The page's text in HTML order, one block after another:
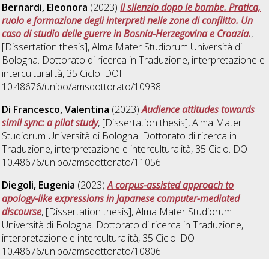
Bernardi, Eleonora (2023)Il silenzio dopo le bombe. Pratica,
ruolo e formazione degli interpreti nelle zone di conflitto. Un
caso di studio delle guerre in Bosnia-Herzegovina e Croazia.,
[Dissertation thesis], Alma Mater Studiorum Università di
Bologna. Dottorato di ricerca inTraduzione, interpretazione e
interculturalità, 35 Ciclo. DOI
10.48676/unibo/amsdottorato/10938.
Di Francesco, Valentina (2023)Audience attitudes towards
simil sync: a pilot study, [Dissertation thesis], Alma Mater
Studiorum Università di Bologna. Dottorato di ricerca in
Traduzione, interpretazione e interculturalità, 35 Ciclo. DOI
10.48676/unibo/amsdottorato/11056.
Diegoli, Eugenia (2023)A corpus-assisted approach to
apology-like expressions in Japanese computer-mediated
discourse, [Dissertation thesis], Alma Mater Studiorum
Università di Bologna. Dottorato di ricerca inTraduzione,
interpretazione e interculturalità, 35 Ciclo. DOI
10.48676/unibo/amsdottorato/10806.